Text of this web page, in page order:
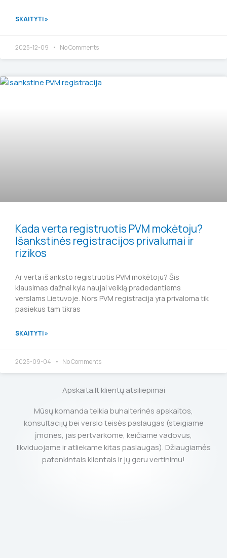
SKAITYTI »
2025-12-09 No Comments
Kada verta registruotis PVM mokėtoju?
Išankstinės registracijos privalumai ir
rizikos
Ar verta iš anksto registruotis PVM mokėtoju? Šis
klausimas dažnai kyla naujai veiklą pradedantiems
verslams Lietuvoje. Nors PVM registracija yra privaloma tik
pasiekus tam tikras
SKAITYTI »
2025-09-04 No Comments
Apskaita.lt klientų atsiliepimai
Mūsų komanda teikia buhalterinės apskaitos,
konsultacijų bei verslo teisės paslaugas (steigiame
įmones, jas pertvarkome, keičiame vadovus,
likviduojame ir atliekame kitas paslaugas). Džiaugiamės
patenkintais klientais ir jų geru vertinimu!